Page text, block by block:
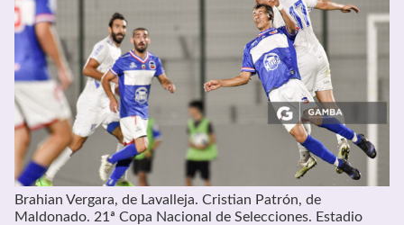
Brahian Vergara, de Lavalleja. Cristian Patrón, de
Maldonado. 21ª Copa Nacional de Selecciones. Estadio